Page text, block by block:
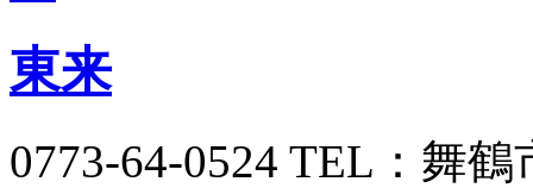
東来
0773-64-0524 TEL：舞